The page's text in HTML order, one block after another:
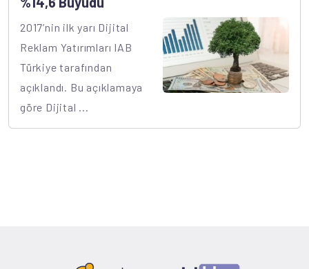
2017’nin ilk yarı Dijital
Reklam Yatırımları IAB
Türkiye tarafından
açıklandı. Bu açıklamaya
göre Dijital ...